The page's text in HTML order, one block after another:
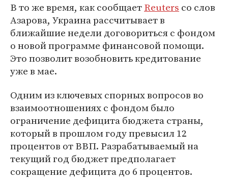
В то же время, как сообщаетReuters со слов
Азарова, Украина рассчитывает в
ближайшие недели договориться с фондом
о новой программе финансовой помощи.
Это позволит возобновить кредитование
уже в мае.
Одним из ключевых спорных вопросов во
взаимоотношениях с фондом было
ограничение дефицита бюджета страны,
который в прошлом году превысил 12
процентов от ВВП. Разрабатываемый на
текущий год бюджет предполагает
сокращение дефицита до 6 процентов.